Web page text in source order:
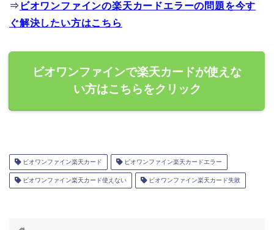
⇒ ビオワンファインの楽天カードエラーの問題を今す
ぐ解決したい方はこちら
ビオワンファインで楽天カードが使えな
い方はこちらをクリック
ビオワンファイン楽天カード ビオワンファイン楽天カードエラー
ビオワンファイン楽天カード使えない ビオワンファイン楽天カード失敗